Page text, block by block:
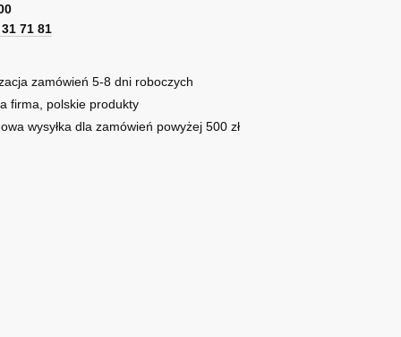
71 81
zamówień 5-8 dni roboczych
firma, polskie produkty
wysyłka dla zamówień powyżej 500 zł